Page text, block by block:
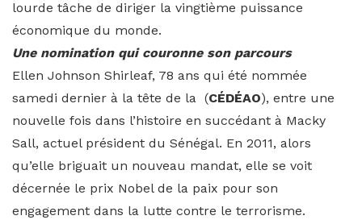
lourde tâche de diriger la vingtième puissance
économique du monde.
Une nomination qui couronne son parcours
Ellen Johnson Shirleaf, 78 ans qui été nommée
samedi dernier à la tête de la (CÉDÉAO), entre une
nouvelle fois dans l’histoire en succédant à Macky
Sall, actuel président du Sénégal. En 2011, alors
qu’elle briguait un nouveau mandat, elle se voit
décernée le prix Nobel de la paix pour son
engagement dans la lutte contre le terrorisme.